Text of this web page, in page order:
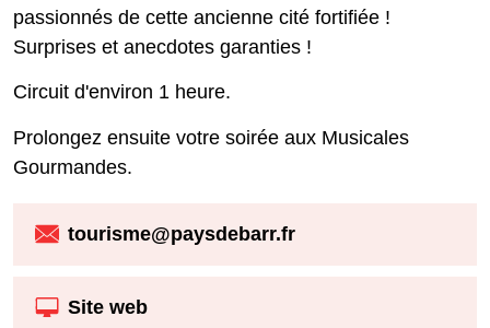
passionnés de cette ancienne cité fortifiée !
Surprises et anecdotes garanties !
Circuit d'environ 1 heure.
Prolongez ensuite votre soirée aux Musicales
Gourmandes.
tourisme@paysdebarr.fr
Site web